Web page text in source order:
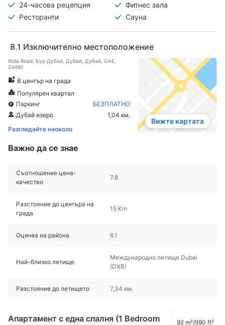
24-часова рецепция
Фитнес зала
Ресторанти
Сауна
8.1 Изключително местоположение
Rolla Road, Бур Дубай, Дубай, Дубай, ОАЕ,
24490
В център на града
Популярен квартал
Паркинг
БЕЗПЛАТНО
Дубай езеро
1,04 км.
Разгледайте наоколо
Вижте картата
Важно да се знае
Съотношение цена-
качество
7.8
Разстояние до центъра на
града
15 Km
Оценка на района 8.1
Най-близко летище
Международно летище Dubai
(DXB)
Разстояние до летището 7,34 км.
Апартамент с една спалня (1 Bedroom
92 m²/990 ft²